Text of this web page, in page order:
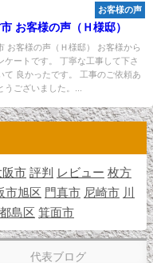
お客様の声
お客様の声（Ｈ様邸）
お客様の声（Ｈ様邸） お客様から
ケートです。 丁寧な工事して下さ
て 良かったです。 工事のご依頼あ
うございました。...
阪市 評判 レビュー 枚方
市旭区 門真市 尼崎市 川
島区 箕面市
代表ブログ